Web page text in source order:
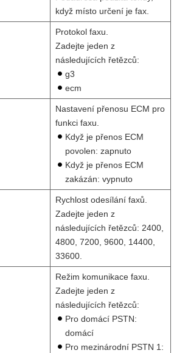
když místo určení je fax.
Protokol faxu.
Zadejte jeden z
následujících řetězců:
g3
ecm
Nastavení přenosu ECM pro
funkci faxu.
Když je přenos ECM
povolen: zapnuto
Když je přenos ECM
zakázán: vypnuto
Rychlost odesílání faxů.
Zadejte jeden z
následujících řetězců: 2400,
4800, 7200, 9600, 14400,
33600.
Režim komunikace faxu.
Zadejte jeden z
následujících řetězců:
Pro domácí PSTN:
domácí
Pro mezinárodní PSTN 1: